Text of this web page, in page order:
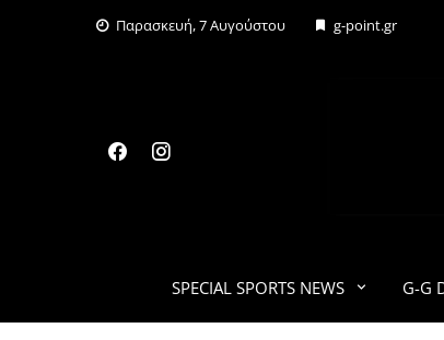
Παρασκευή, 7 Αυγούστου g-point.gr
SPECIAL SPORTS NEWS G-G